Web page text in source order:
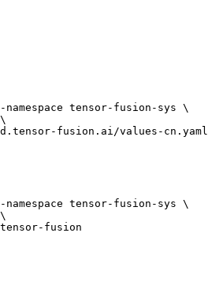
tensor-fusion-sys \
\
fusion.ai/values-cn.yaml
tensor-fusion-sys \
\
tensor-fusion